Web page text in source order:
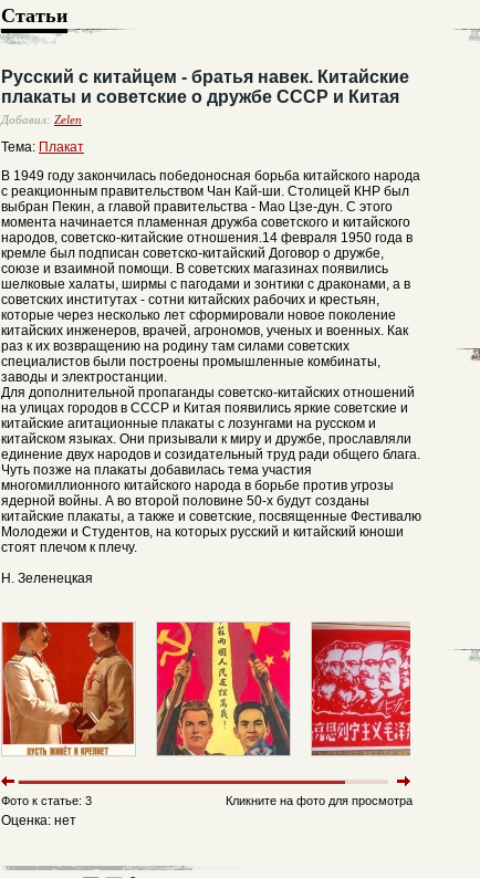
Статьи
Русский с китайцем - братья навек. Китайские
плакаты и советские о дружбе СССР и Китая
Добавил: Zelen
Тема: Плакат
В 1949 году закончилась победоносная борьба китайского народа
с реакционным правительством Чан Кай-ши. Столицей КНР был
выбран Пекин, а главой правительства - Мао Цзе-дун. С этого
момента начинается пламенная дружба советского и китайского
народов, советско-китайские отношения.14 февраля 1950 года в
кремле был подписан советско-китайский Договор о дружбе,
союзе и взаимной помощи. В советских магазинах появились
шелковые халаты, ширмы с пагодами и зонтики с драконами, а в
советских институтах - сотни китайских рабочих и крестьян,
которые через несколько лет сформировали новое поколение
китайских инженеров, врачей, агрономов, ученых и военных. Как
раз к их возвращению на родину там силами советских
специалистов были построены промышленные комбинаты,
заводы и электростанции.
Для дополнительной пропаганды советско-китайских отношений
на улицах городов в СССР и Китая появились яркие советские и
китайские агитационные плакаты с лозунгами на русском и
китайском языках. Они призывали к миру и дружбе, прославляли
единение двух народов и созидательный труд ради общего блага.
Чуть позже на плакаты добавилась тема участия
многомиллионного китайского народа в борьбе против угрозы
ядерной войны. А во второй половине 50-х будут созданы
китайские плакаты, а также и советские, посвященные Фестивалю
Молодежи и Студентов, на которых русский и китайский юноши
стоят плечом к плечу.
Н. Зеленецкая
Кликните на фото для просмотра
Фото к статье: 3
Оценка: нет